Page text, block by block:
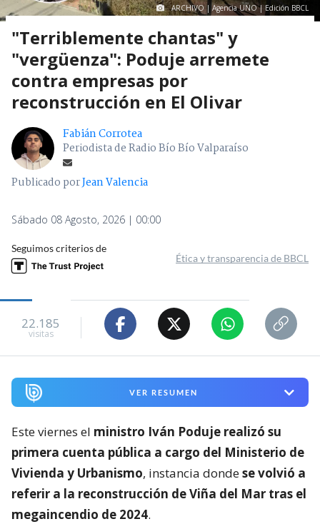
ARCHIVO | Agencia UNO | Edición BBCL
"Terriblemente chantas" y
"vergüenza": Poduje arremete
contra empresas por
reconstrucción en El Olivar
Fabián Corrotea
Periodista de Radio Bío Bío Valparaíso
Publicado porJean Valencia
Sábado 08 Agosto, 2026 | 00:00
Seguimos criterios de
Ética y transparencia de BBCL
22.185
visitas
VER RESUMEN
Este viernes el ministro Iván Poduje realizó su
primera cuenta pública a cargo del Ministerio de
Vivienda y Urbanismo, instancia dondese volvió a
referir a la reconstrucción de Viña del Mar tras el
megaincendio de 2024.